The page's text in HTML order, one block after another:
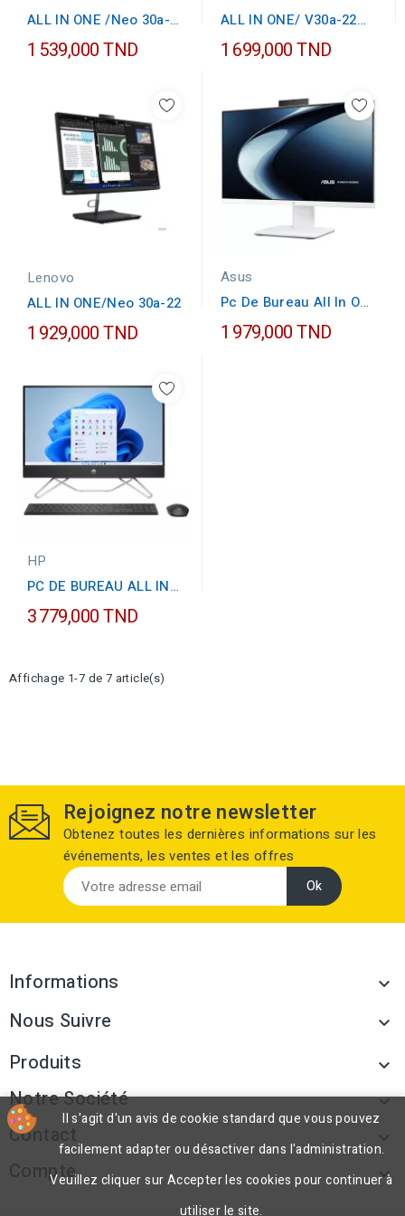
ALL IN ONE /Neo 30a-
24 i3
1 539,000 TND
ALL IN ONE/ V30a-22
AIO,21.5"...
1 699,000 TND
Lenovo
ALL IN ONE/Neo 30a-22
1 929,000 TND
Asus
Pc De Bureau All In One
Asus V440VAK I5...
1 979,000 TND
HP
PC DE BUREAU ALL IN
ONE HP 24-CB1000NK
I7...
3 779,000 TND
Affichage 1-7 de 7 article(s)
Rejoignez notre newsletter
Obtenez toutes les dernières informations sur les
événements, les ventes et les offres
Informations 
Nous Suivre 
Produits 
Notre Société 
Contact 
Compte 
Il s'agit d'un avis de cookie standard que vous pouvez
facilement adapter ou désactiver dans l'administration.
Veuillez cliquer sur Accepter les cookies pour continuer à
utiliser le site.